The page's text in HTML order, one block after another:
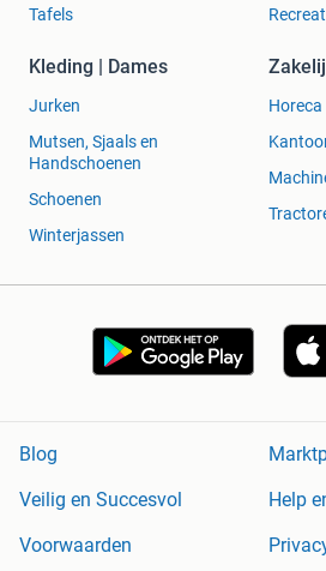
www.coppensrekreatie.nl/dorema-
Tafels
Kleding | Dames
Jurken
Mutsen, Sjaals en
Handschoenen
Schoenen
Winterjassen
Horeca
Blog
Veilig en Succesvol
Help
Voorwaarden